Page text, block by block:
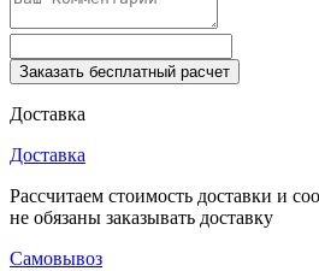
Заказать бесплатный расчет
Доставка
Доставка
Рассчитаем стоимость доставки и
не обязаны заказывать доставку
Самовывоз